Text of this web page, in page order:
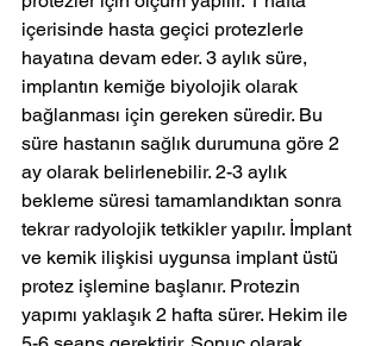
içerisinde hasta geçici protezlerle
hayatına devam eder. 3 aylık süre,
implantın kemiğe biyolojik olarak
bağlanması için gereken süredir. Bu
süre hastanın sağlık durumuna göre 2
ay olarak belirlenebilir. 2-3 aylık
bekleme süresi tamamlandıktan sonra
tekrar radyolojik tetkikler yapılır. İmplant
ve kemik ilişkisi uygunsa implant üstü
protez işlemine başlanır. Protezin
yapımı yaklaşık 2 hafta sürer. Hekim ile